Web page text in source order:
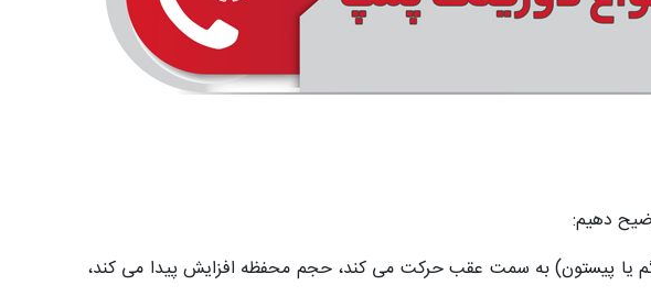
دهیم:
یا پیستون) به سمت عقب حرکت می‌ کند، حجم محفظه افزایش پیدا می کند،